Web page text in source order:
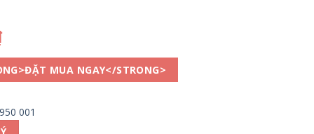
MUA NGAY</STRONG>
001